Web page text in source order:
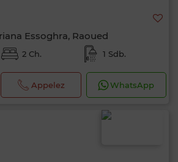
Essoghra, Raoued
2 Ch. 1 Sdb.
Appelez WhatsApp